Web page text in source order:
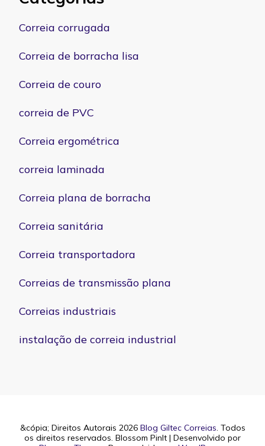
Correia corrugada
Correia de borracha lisa
Correia de couro
correia de PVC
Correia ergométrica
correia laminada
Correia plana de borracha
Correia sanitária
Correia transportadora
Correias de transmissão plana
Correias industriais
instalação de correia industrial
&cópia; Direitos Autorais 2026 Blog Giltec Correias. Todos
os direitos reservados. Blossom PinIt | Desenvolvido por